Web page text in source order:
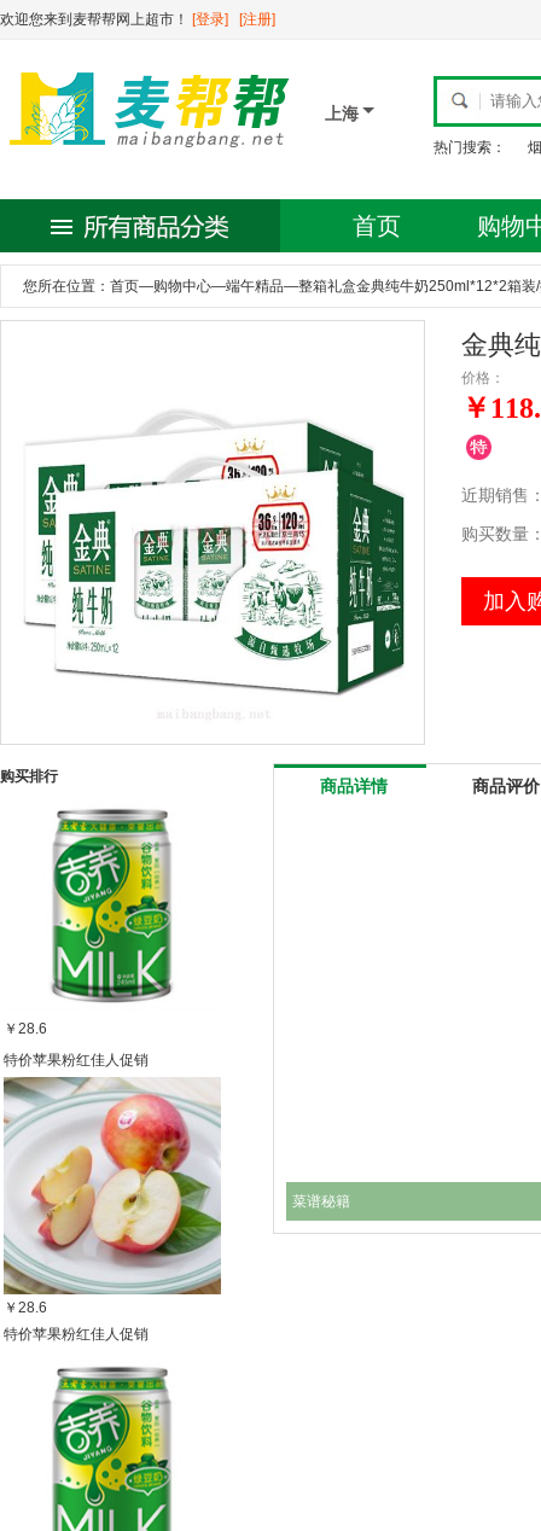
欢迎您来到麦帮帮网上超市！ [登录] [注册]
上海
热门搜索： 烟
首页 购物
您所在位置： 首页—购物中心—端午精品—整箱礼盒金典纯牛奶250ml*12*2箱装
金典
价格：
￥
近期销售
购买数量
加入
购买排行
￥28.6
特价苹果粉红佳人促销
￥28.6
特价苹果粉红佳人促销
商品详情 商品评价
菜谱秘籍